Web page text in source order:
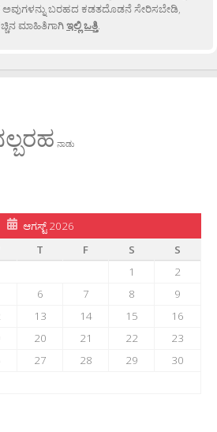
ಅವುಗಳನ್ನು ಬರಹದ ಕಡತದೊಡನೆ ಸೇರಿಸಬೇಡಿ,
ಮಾಹಿತಿಗಾಗಿಇಲ್ಲಿ ಒತ್ತಿ.
ನಾಡು
ಆಗಸ್ಟ್ 2026
T F S
S
1
2
6 7 8
9
13 14 15
16
20 21 22
23
27 28 29
30